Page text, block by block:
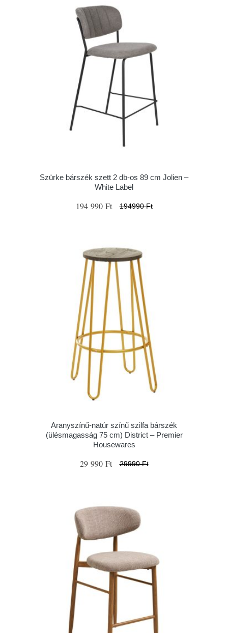
Szürke bárszék szett 2 db-os 89 cm Jolien –
White Label
194 990 Ft 194990 Ft
Aranyszínű-natúr színű szilfa bárszék
(ülésmagasság 75 cm) District – Premier
Housewares
29 990 Ft 29990 Ft